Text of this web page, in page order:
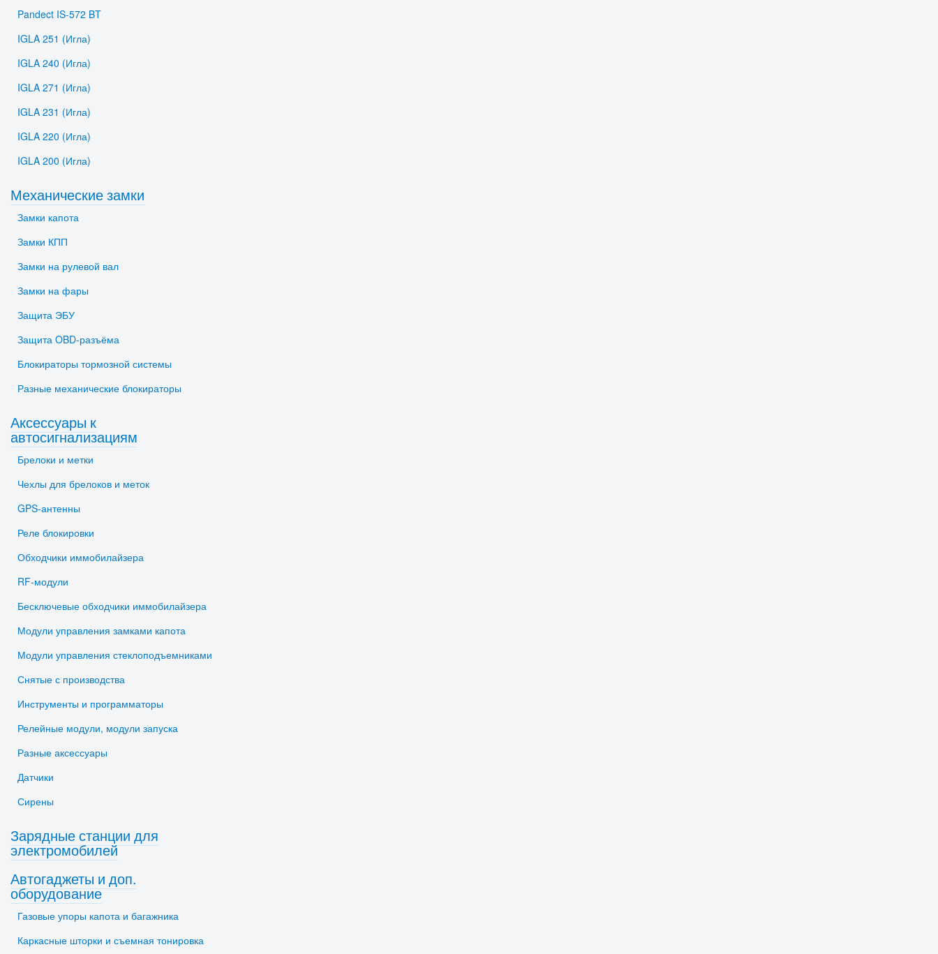
Pandect IS-572 BT
IGLA 251 (Игла)
IGLA 240 (Игла)
IGLA 271 (Игла)
IGLA 231 (Игла)
IGLA 220 (Игла)
IGLA 200 (Игла)
Механические замки
Замки капота
Замки КПП
Замки на рулевой вал
Замки на фары
Защита ЭБУ
Защита OBD-разъёма
Блокираторы тормозной системы
Разные механические блокираторы
Аксессуары к
автосигнализациям
Брелоки и метки
Чехлы для брелоков и меток
GPS-антенны
Реле блокировки
Обходчики иммобилайзера
RF-модули
Бесключевые обходчики иммобилайзера
Модули управления замками капота
Модули управления стеклоподъемниками
Снятые с производства
Инструменты и программаторы
Релейные модули, модули запуска
Разные аксессуары
Датчики
Сирены
Зарядные станции для
электромобилей
Автогаджеты и доп.
оборудование
Газовые упоры капота и багажника
Каркасные шторки и съемная тонировка